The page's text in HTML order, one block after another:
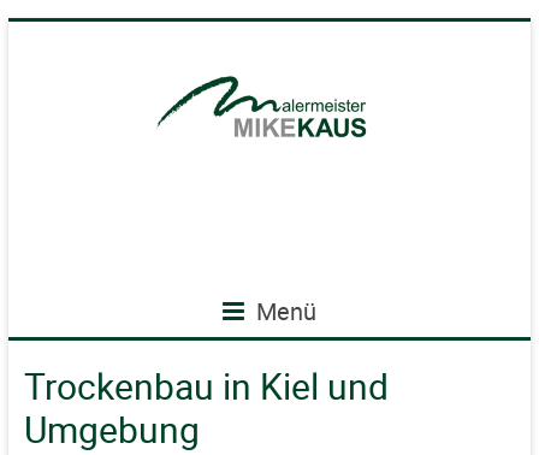
Menü
Trockenbau in Kiel und
Umgebung